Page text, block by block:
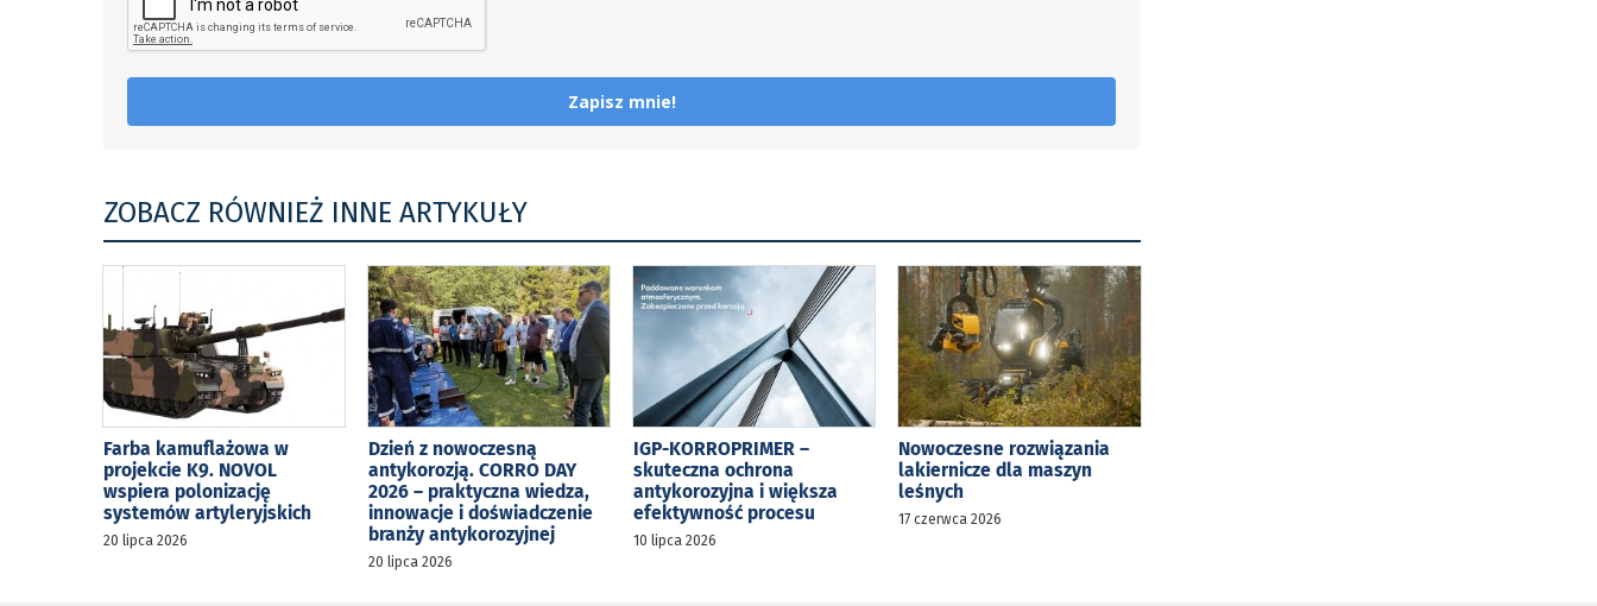
Zapisz mnie!
ZOBACZ RÓWNIEŻ INNE ARTYKUŁY
Farba kamuflażowa w
projekcie K9. NOVOL
wspiera polonizację
systemów artyleryjskich
20 lipca 2026
Dzień z nowoczesną
antykorozją. CORRO DAY
2026 – praktyczna wiedza,
innowacje i doświadczenie
branży antykorozyjnej
20 lipca 2026
IGP-KORROPRIMER –
skuteczna ochrona
antykorozyjna i większa
efektywność procesu
10 lipca 2026
Nowoczesne rozwiązania
lakiernicze dla maszyn
leśnych
17 czerwca 2026